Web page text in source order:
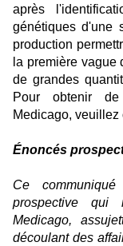
après
génétiques d'une
production
la première vague
de grandes
Pour obtenir
Medicago,
Énoncés
Ce
prospective qui
Medicago,
découlant des